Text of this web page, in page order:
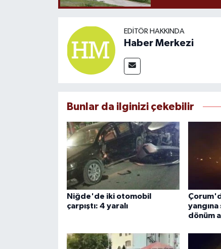
EDITÖR HAKKINDA
Haber Merkezi
Bunlar da ilginizi çekebilir
Niğde'de iki otomobil
çarpıştı: 4 yaralı
dönüm